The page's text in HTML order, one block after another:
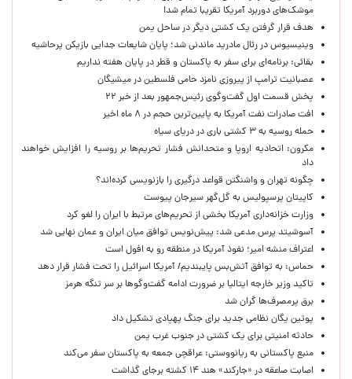
موشک‌های دوربرد آمریکا تقریبا تمام شد!
هدف قرار گرفتن یک کشتی دیگر در ساحل یمن
وینیسیوس در رئال مادرید ماندنی شد؛ پایان شایعات جدایی بازیکن پرحاشیه
بقائی: برنامه‌ای برای سفر به پاکستان و قطر در پایان هفته نداریم
عصبانیت ترامپ از پیروزی نامزد حامی فلسطین در میشیگان
پخش قسمت اول گفت‌وگوی رئیس‌جمهور بعد از خبر ۲۲
افت صادرات نفت آمریکا به پایین‌ترین حجم در ۸ ماه اخیر
حمله روسیه به ۳ کشتی باری در دریای سیاه
مکرون: اتحادیه اروپا و متحدانش فشار تحریم‌ها بر روسیه را افزایش خواهند
داد
چگونه تهران و واشنگتن قواعد درگیری را بازنویسی کرده‌اند؟
کاپیتان پرسپولیس به گل‌گهر سیرجان پیوست
وزارت خزانه‌داری آمریکا بخشی از تحریم‌های مرتبط با ایران را لغو کرد
آسوشیتد پرس مدعی شد: پیش‌نویس توافق میان ایران و عمان نهایی شد
اعتراف منشه امیر؛ نفوذ آمریکا در منطقه رو به افول است
حماس: به توافق آتش‌بس پایبندیم/ آمریکا اسرائیل را تحت فشار قرار دهد
تاکید وزیر خارجه ایتالیا بر ضرورت ادامه گفت‌وگوها بر سر تنگه هرمز
برق پرمصرف‌ها گران شد
پوتین یگان نظامی جدید برای جنگ پهپادی تشکیل داد
حادثه امنیتی برای یک کشتی در جنوب غرب یمن
منبع پاکستانی به ریانووستی: عراقچی جمعه به پاکستان سفر می‌کند
اصابت صاعقه در «جارکند» هند ۱۴ کشته برجای گذاشت